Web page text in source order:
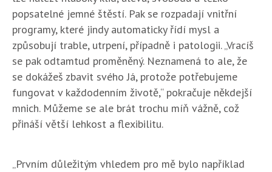
popsatelné jemné štěstí. Pak se rozpadají vnitřní
programy, které jindy automaticky řídí mysl a
způsobují trable, utrpení, případně i patologii. „Vracíš
se pak odtamtud proměněný. Neznamená to ale, že
se dokážeš zbavit svého Já, protože potřebujeme
fungovat v každodenním životě,“ pokračuje někdejší
mnich. Můžeme se ale brát trochu míň vážně, což
přináší větší lehkost a flexibilitu.
„Prvním důležitým vhledem pro mě bylo například